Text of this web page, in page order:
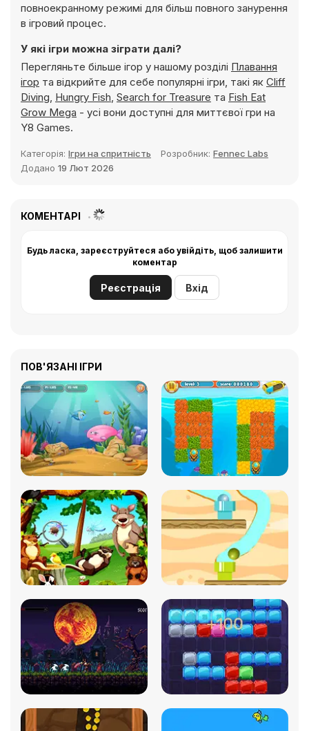
повноекранному режимі для більш повного занурення
в ігровий процес.
У які ігри можна зіграти далі?
Перегляньте більше ігор у нашому розділі Плавання
ігор та відкрийте для себе популярні ігри, такі як Cliff
Diving, Hungry Fish, Search for Treasure та Fish Eat
Grow Mega - усі вони доступні для миттєвої гри на
Y8 Games.
Категорія: Ігри на спритність Розробник: Fennec Labs
Додано 19 Лют 2026
КОМЕНТАРІ
Будь ласка, зареєструйтеся або увійдіть, щоб залишити
коментар
Реєстрація Вхід
ПОВ'ЯЗАНІ ІГРИ